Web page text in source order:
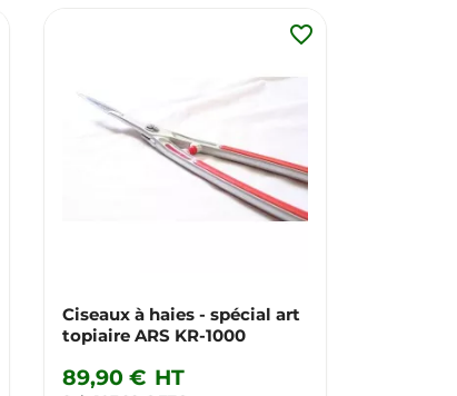
Ciseaux à haies - spécial art
topiaire ARS KR-1000
89,90 € HT
favorite_border